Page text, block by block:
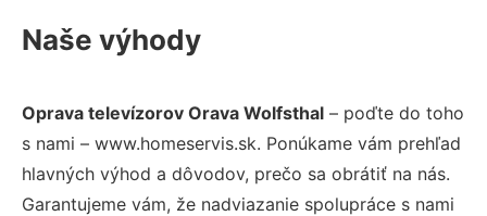
Naše výhody
Oprava televízorov Orava Wolfsthal – poďte do toho
s nami – www.homeservis.sk. Ponúkame vám prehľad
hlavných výhod a dôvodov, prečo sa obrátiť na nás.
Garantujeme vám, že nadviazanie spolupráce s nami